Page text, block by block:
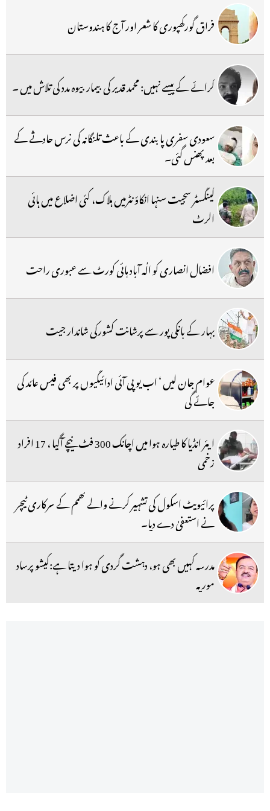
فراق گورکھپوری کا شعر اور آج کا ہندوستان
کرائے کے پیسے نہیں: محمد قدیر کی بیمار بیوہ مدد کی تلاش میں ۔
سعودی سفری پابندی کے باعث تلنگانہ کی نرس حادثے کے
بعد پھنس گئی۔
گینگسٹر سجیت سنہا انکاؤنٹرمیں ہلاک، کئی اضلاع میں ہائی
الرٹ
افضال انصاری کو الٰہ آباد ہائی کورٹ سے عبوری راحت
بہار کے بانکی پور سے پرشانت کشورکی شاندار جیت
عوام جان لیں ‘ اب یو پی آئی ادائیگیوں پر بھی فیس عائد کی
جائے گی
ایئر انڈیا کا طیارہ ہوا میں اچانک 300 فٹ نیچے آگیا ، 17 افراد
زخمی
پرائیویٹ اسکول کی تشہیر کرنے والے کھمم کے سرکاری ٹیچر
نے استعفیٰ دے دیا۔
مدرسہ کہیں بھی ہو، دہشت گردی کو ہوا دیتا ہے:کیشو پرساد
موریہ